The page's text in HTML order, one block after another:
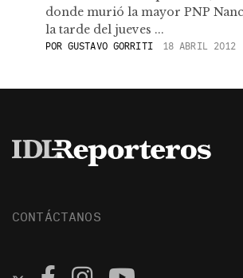
donde murió la mayor PNP
la tarde del jueves ...
POR GUSTAVO GORRITI 18 ABRIL 2012
CONTÁCTANOS